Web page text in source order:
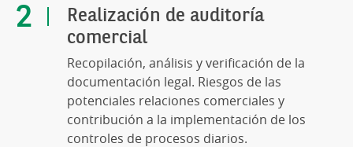
Realización de auditoría
comercial
Recopilación, análisis y verificación de la
documentación legal. Riesgos de las
potenciales relaciones comerciales y
contribución a la implementación de los
controles de procesos diarios.